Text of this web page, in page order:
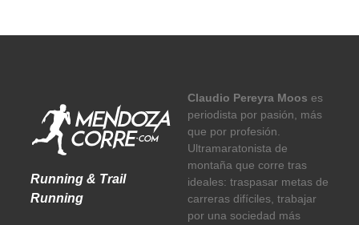
Running & Trail
Running
Claudio Pereyra Moos es
periodista por pasión, más
que por profesión.
Ultramaratonista de
montaña que corre tras
ideales: traspasar metas de
carreras difíciles, trabajar
por una sociedad más